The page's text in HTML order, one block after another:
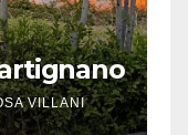
VILLANI